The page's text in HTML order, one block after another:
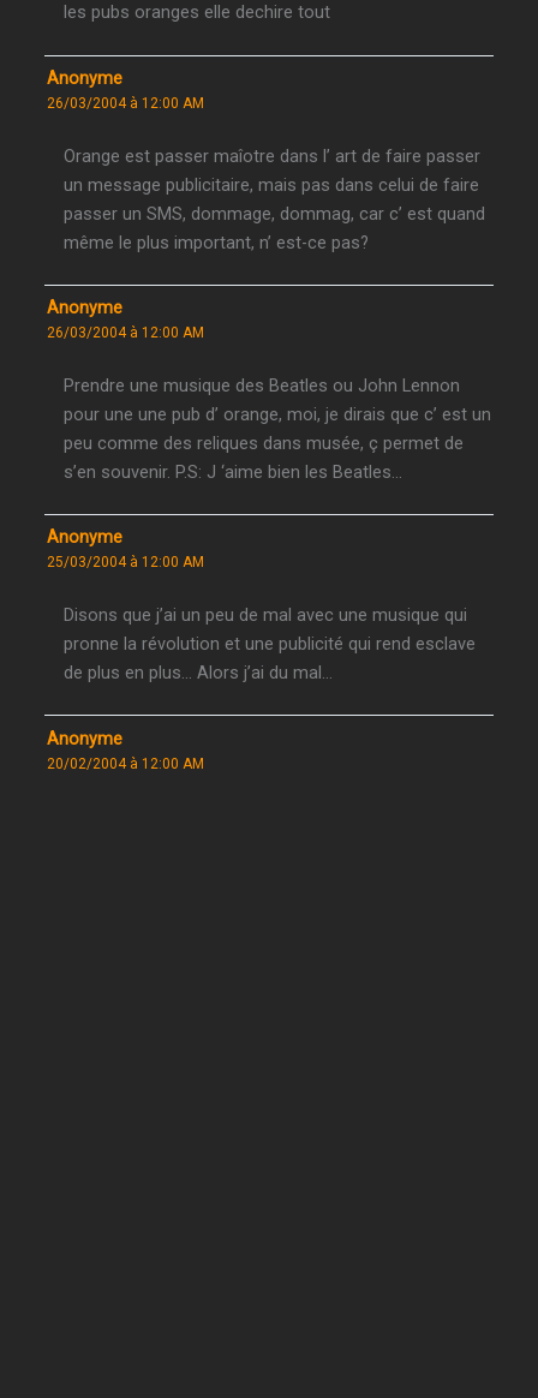
les pubs oranges elle dechire tout
Anonyme
26/03/2004 à 12:00 AM
Orange est passer maîotre dans l’ art de faire passer
un message publicitaire, mais pas dans celui de faire
passer un SMS, dommage, dommag, car c’ est quand
même le plus important, n’ est-ce pas?
Anonyme
26/03/2004 à 12:00 AM
Prendre une musique des Beatles ou John Lennon
pour une une pub d’ orange, moi, je dirais que c’ est un
peu comme des reliques dans musée, ç permet de
s’en souvenir. P.S: J ‘aime bien les Beatles…
Anonyme
25/03/2004 à 12:00 AM
Disons que j’ai un peu de mal avec une musique qui
pronne la révolution et une publicité qui rend esclave
de plus en plus… Alors j’ai du mal…
Anonyme
20/02/2004 à 12:00 AM